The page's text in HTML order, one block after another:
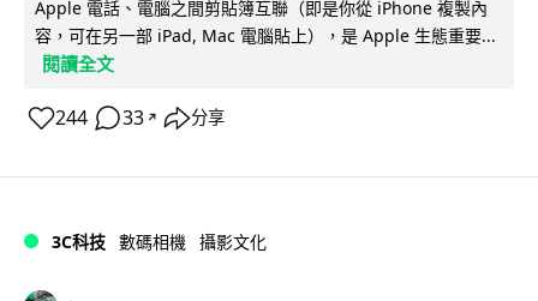
Apple 電話、電腦之間剪貼簿互聯（即是你從 iPhone 複製內
容，可在另一部 iPad, Mac 電腦貼上），是 Apple 生態重要...
閱讀全文
244 33 ↗ 分享
3C科技 數碼相機 攝影文化